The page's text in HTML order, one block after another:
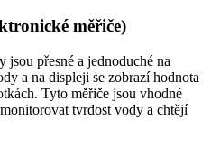
měřiče)
přesné a jednoduché na
a na displeji se zobrazí hodnota
Tyto měřiče jsou vhodné
tvrdost vody a chtějí